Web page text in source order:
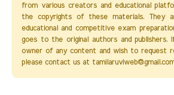
from various creators and educational
the copyrights of these materials. They
educational and competitive exam
goes to the original authors and publishers.
owner of any content and wish to request
please contact us at